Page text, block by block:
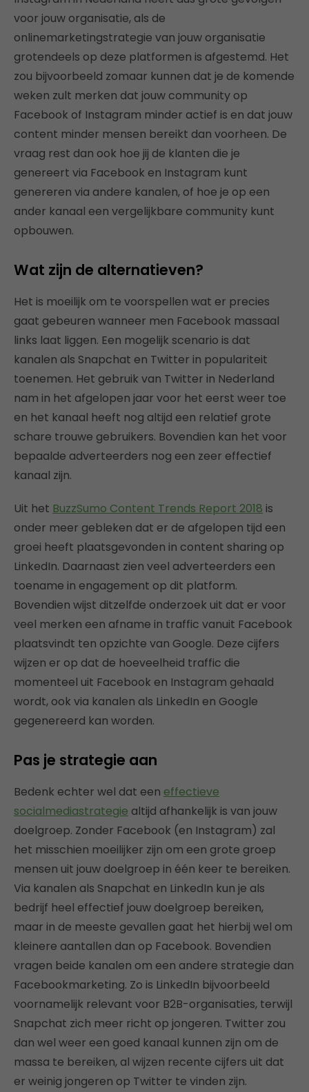
voor jouw organisatie, als de
onlinemarketingstrategie van jouw organisatie
grotendeels op deze platformen is afgestemd. Het
zou bijvoorbeeld zomaar kunnen dat je de komende
weken zult merken dat jouw community op
Facebook of Instagram minder actief is en dat jouw
content minder mensen bereikt dan voorheen. De
vraag rest dan ook hoe jij de klanten die je
genereert via Facebook en Instagram kunt
genereren via andere kanalen, of hoe je op een
ander kanaal een vergelijkbare community kunt
opbouwen.
Wat zijn de alternatieven?
Het is moeilijk om te voorspellen wat er precies
gaat gebeuren wanneer men Facebook massaal
links laat liggen. Een mogelijk scenario is dat
kanalen als Snapchat en Twitter in populariteit
toenemen. Het gebruik van Twitter in Nederland
nam in het afgelopen jaar voor het eerst weer toe
en het kanaal heeft nog altijd een relatief grote
schare trouwe gebruikers. Bovendien kan het voor
bepaalde adverteerders nog een zeer effectief
kanaal zijn.
Uit het BuzzSumo Content Trends Report 2018 is
onder meer gebleken dat er de afgelopen tijd een
groei heeft plaatsgevonden in content sharing op
LinkedIn. Daarnaast zien veel adverteerders een
toename in engagement op dit platform.
Bovendien wijst ditzelfde onderzoek uit dat er voor
veel merken een afname in traffic vanuit Facebook
plaatsvindt ten opzichte van Google. Deze cijfers
wijzen er op dat de hoeveelheid traffic die
momenteel uit Facebook en Instagram gehaald
wordt, ook via kanalen als LinkedIn en Google
gegenereerd kan worden.
Pas je strategie aan
Bedenk echter wel dat een effectieve
socialmediastrategie altijd afhankelijk is van jouw
doelgroep. Zonder Facebook (en Instagram) zal
het misschien moeilijker zijn om een grote groep
mensen uit jouw doelgroep in één keer te bereiken.
Via kanalen als Snapchat en LinkedIn kun je als
bedrijf heel effectief jouw doelgroep bereiken,
maar in de meeste gevallen gaat het hierbij wel om
kleinere aantallen dan op Facebook. Bovendien
vragen beide kanalen om een andere strategie dan
Facebookmarketing. Zo is LinkedIn bijvoorbeeld
voornamelijk relevant voor B2B-organisaties, terwijl
Snapchat zich meer richt op jongeren. Twitter zou
dan wel weer een goed kanaal kunnen zijn om de
massa te bereiken, al wijzen recente cijfers uit dat
er weinig jongeren op Twitter te vinden zijn.